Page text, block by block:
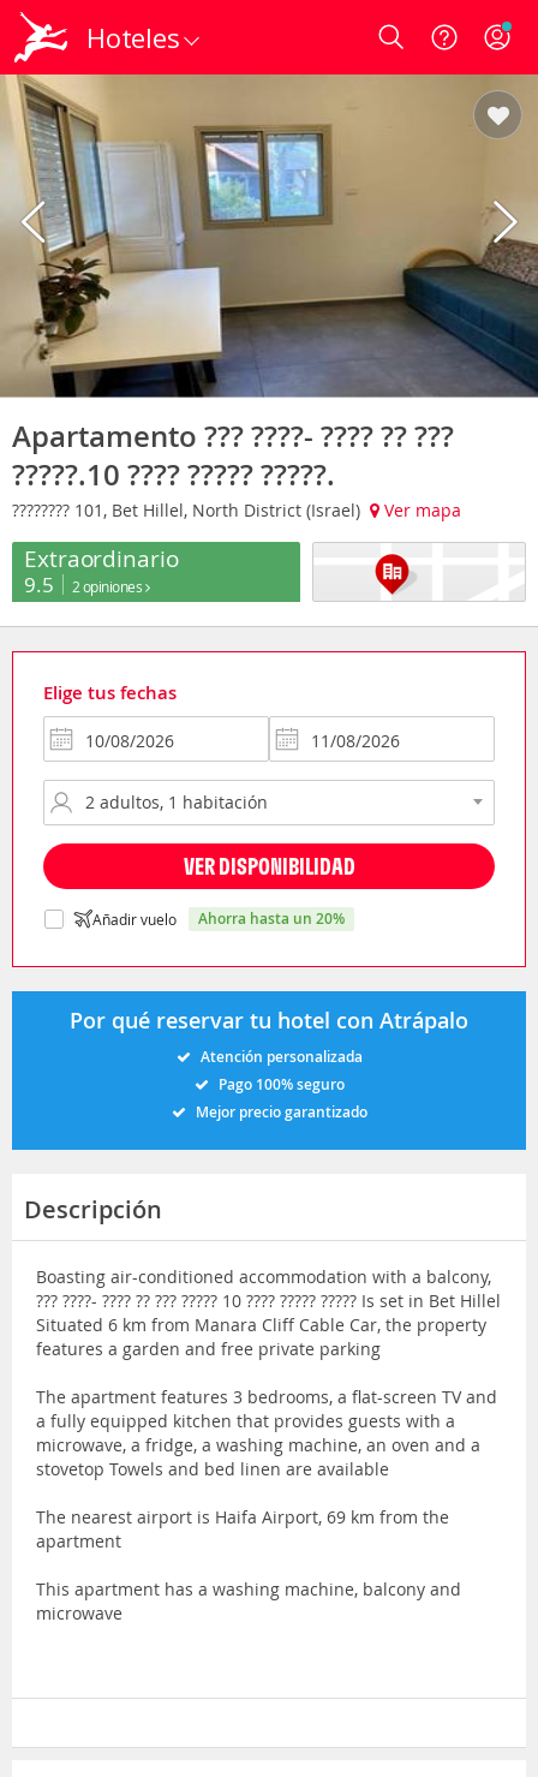
Hoteles Login
Apartamento ??? ????- ???? ?? ???
?????.10 ???? ????? ?????.
???????? 101, Bet Hillel, North District (Israel) Ver mapa
Extraordinario
9.5 2 opiniones
Elige tus fechas
VER DISPONIBILIDAD
Añadir vuelo ahorra hasta un 20%
Por qué reservar tu hotel con Atrápalo
Atención personalizada
Pago 100% seguro
Mejor precio garantizado
Descripción
Boasting air-conditioned accommodation with a balcony,
??? ????- ???? ?? ??? ????? 10 ???? ????? ????? Is set in Bet Hillel
Situated 6 km from Manara Cliff Cable Car, the property
features a garden and free private parking
The apartment features 3 bedrooms, a flat-screen TV and
a fully equipped kitchen that provides guests with a
microwave, a fridge, a washing machine, an oven and a
stovetop Towels and bed linen are available
The nearest airport is Haifa Airport, 69 km from the
apartment
This apartment has a washing machine, balcony and
microwave